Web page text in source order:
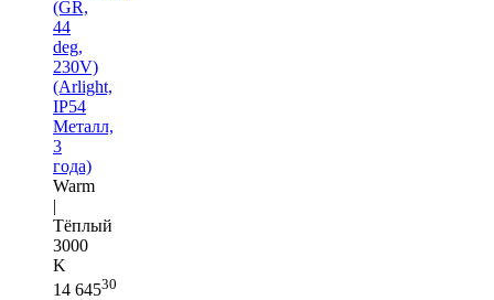
(GR,
44
deg,
230V)
(Arlight,
IP54
Металл,
3
года)
Warm
|
Тёплый
3000
K
14 64530